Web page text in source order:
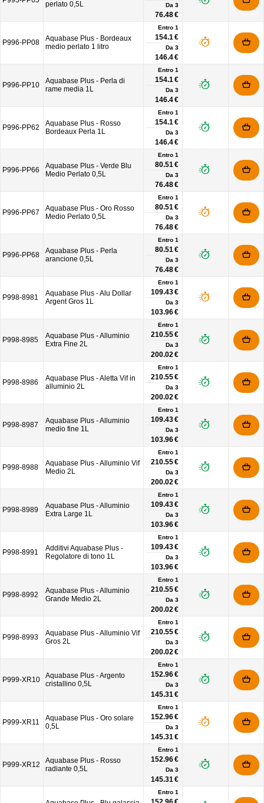
perlato 0,5L Da 3
76.48 €
P996-PP08
Aquabase Plus - Bordeaux
medio perlato 1 litro
Entro 1
154.1 €
Da 3
146.4 €
P996-PP10
Aquabase Plus - Perla di
rame media 1L
Entro 1
154.1 €
Da 3
146.4 €
P996-PP62
Aquabase Plus - Rosso
Bordeaux Perla 1L
Entro 1
154.1 €
Da 3
146.4 €
P996-PP66
Aquabase Plus - Verde Blu
Medio Perlato 0,5L
Entro 1
80.51 €
Da 3
76.48 €
P996-PP67
Aquabase Plus - Oro Rosso
Medio Perlato 0,5L
Entro 1
80.51 €
Da 3
76.48 €
P996-PP68
Aquabase Plus - Perla
arancione 0,5L
Entro 1
80.51 €
Da 3
76.48 €
P998-8981
Aquabase Plus - Alu Dollar
Argent Gros 1L
Entro 1
109.43 €
Da 3
103.96 €
P998-8985
Aquabase Plus - Alluminio
Extra Fine 2L
Entro 1
210.55 €
Da 3
200.02 €
P998-8986
Aquabase Plus - Aletta Vif in
alluminio 2L
Entro 1
210.55 €
Da 3
200.02 €
P998-8987
Aquabase Plus - Alluminio
medio fine 1L
Entro 1
109.43 €
Da 3
103.96 €
P998-8988
Aquabase Plus - Alluminio Vif
Medio 2L
Entro 1
210.55 €
Da 3
200.02 €
P998-8989
Aquabase Plus - Alluminio
Extra Large 1L
Entro 1
109.43 €
Da 3
103.96 €
P998-8991
Additivi Aquabase Plus -
Regolatore di tono 1L
Entro 1
109.43 €
Da 3
103.96 €
P998-8992
Aquabase Plus - Alluminio
Grande Medio 2L
Entro 1
210.55 €
Da 3
200.02 €
P998-8993
Aquabase Plus - Alluminio Vif
Gros 2L
Entro 1
210.55 €
Da 3
200.02 €
P999-XR10
Aquabase Plus - Argento
cristallino 0,5L
Entro 1
152.96 €
Da 3
145.31 €
P999-XR11
Aquabase Plus - Oro solare
0,5L
Entro 1
152.96 €
Da 3
145.31 €
P999-XR12
Aquabase Plus - Rosso
radiante 0,5L
Entro 1
152.96 €
Da 3
145.31 €
Entro 1